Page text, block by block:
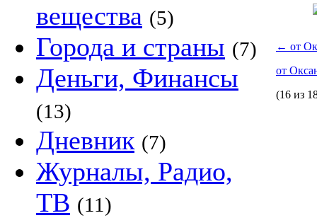
вещества (5)
Города и страны (7)
Деньги, Финансы
(13)
Дневник (7)
Журналы, Радио,
ТВ (11)
← от
от
(16 из